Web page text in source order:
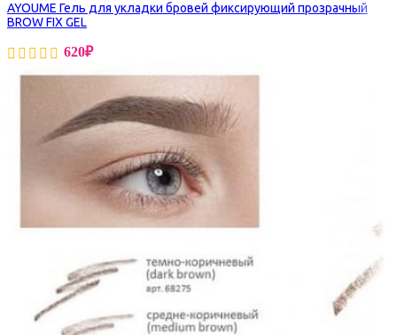
AYOUME Гель для укладки бровей фиксирующий прозрачный
BROW FIX GEL
620₽